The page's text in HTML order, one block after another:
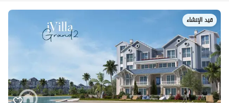
قيد الإنشاء